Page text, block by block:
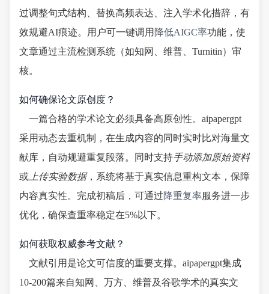
过调整句式结构、替换高频表达、注入学术化措辞，有
效规避AI痕迹。用户可一键调用 降低AIGC率功能，使
文章通过主流检测系统（如知网、维普、Turnitin）审
核。
如何确保论文原创度？
一篇合格的学术论文必须具备高原创性。aipapergpt
采用动态去重机制，在生成内容的同时实时比对海量文
献库，自动规避重复段落。同时支持手动添加原始资料
或 上传实验数据，系统将基于真实信息重构文本，保障
内容真实性。完成初稿后，可通过降重复率服务进一步
优化，确保查重率稳定在5%以下。
如何获取权威参考文献？
文献引用是论文可信度的重要支撑。aipapergpt集成
10-200篇来自知网、万方、维普及谷歌学术的真实文